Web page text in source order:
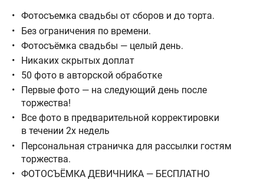
Фотосъемка свадьбы от сборов и до торта.
Без ограничения по времени.
Фотосъёмка свадьбы — целый день.
Никаких скрытых доплат
50 фото в авторской обработке
Первые фото — на следующий день после
торжества!
Все фото в предварительной корректировки
в течении 2х недель
Персональная страничка для рассылки гостям
торжества.
ФОТОСЪЁМКА ДЕВИЧНИКА — БЕСПЛАТНО